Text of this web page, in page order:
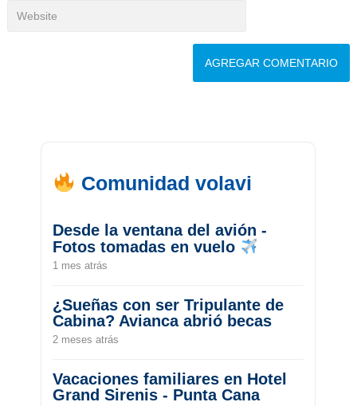
Comunidad volavi
Desde la ventana del avión -
Fotos tomadas en vuelo
1 mes atrás
¿Sueñas con ser Tripulante de
Cabina? Avianca abrió becas
2 meses atrás
Vacaciones familiares en Hotel
Grand Sirenis - Punta Cana